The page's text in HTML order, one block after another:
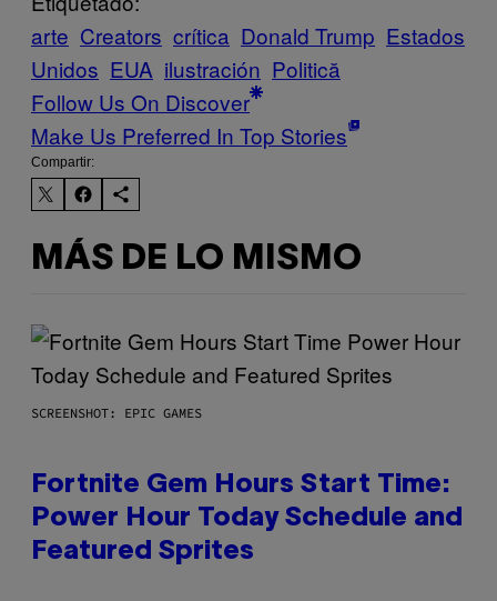
arte Creators crítica Donald Trump Estados
Unidos EUA ilustración Politică
Follow Us On Discover
Make Us Preferred In Top Stories
Compartir:
MÁS DE LO MISMO
SCREENSHOT: EPIC GAMES
Fortnite Gem Hours Start Time:
Power Hour Today Schedule and
Featured Sprites